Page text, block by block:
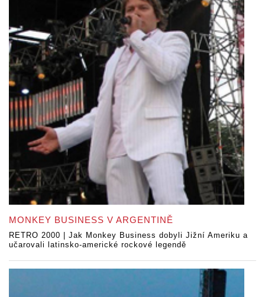
MONKEY BUSINESS V ARGENTINĚ
RETRO 2000 | Jak Monkey Business dobyli Jižní Ameriku a
učarovali latinsko-americké rockové legendě